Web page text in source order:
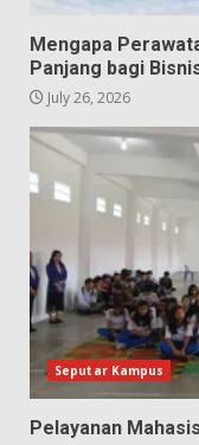
Mengapa
Panjang bagi
July 26, 2026
Seputar Kampus
Pelayanan